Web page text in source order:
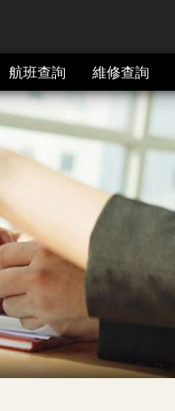
航班查詢 維修查詢